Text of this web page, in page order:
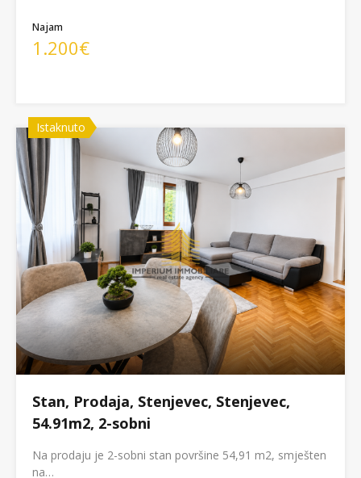
Najam
1.200€
Istaknuto
Stan, Prodaja, Stenjevec, Stenjevec,
54.91m2, 2-sobni
Na prodaju je 2-sobni stan površine 54,91 m2, smješten
na…